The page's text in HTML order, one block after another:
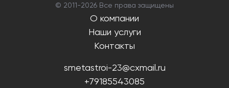
© 2011-2026 Все права защищены
О компании
Наши услуги
Контакты
smetastroi-23@cxmail.ru
+79185543085